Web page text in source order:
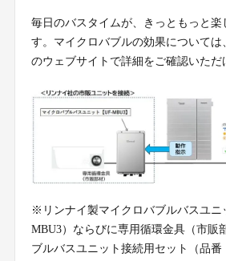
毎日のバスタイムが、きっともっと楽
す。マイクロバブルの効果については
のウェブサイトで詳細をご確認いただ
※リンナイ製マイクロバブルバスユニ
MBU3）ならびに専用循環金具（市販
ブルバスユニット接続用セット（品番